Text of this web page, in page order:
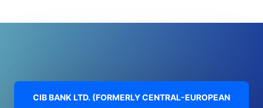
CIB BANK LTD. (FORMERLY CENTRAL-EUROPEAN